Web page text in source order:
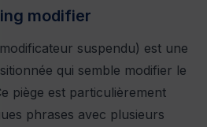
modifier
suspendu) est une
qui semble modifier le
piège est particulièrement
phrases avec plusieurs